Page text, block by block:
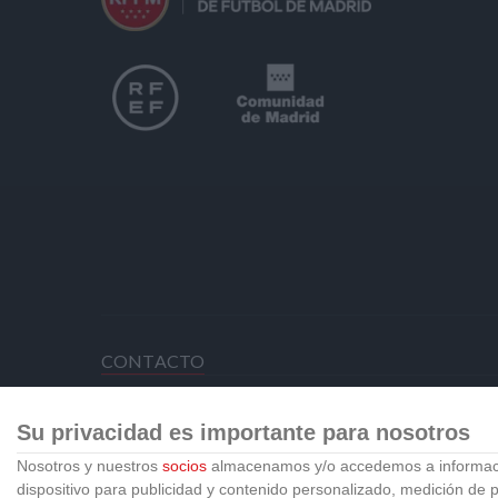
Su privacidad es importante para nosotros
Nosotros y nuestros socios almacenamos y/o accedemos a
dispositivo para publicidad y contenido personalizado, medición de
CONTACTO
Lunes a viernes de 8:00 a 15:00 horas
HORARIO DE INICIO DE TEMPORADA